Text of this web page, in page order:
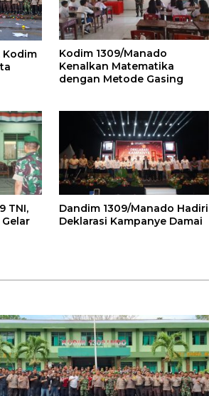
Kodim
Kodim 1309/Manado
Kenalkan Matematika
dengan Metode Gasing
TNI,
Dandim 1309/Manado Hadiri
Deklarasi Kampanye Damai